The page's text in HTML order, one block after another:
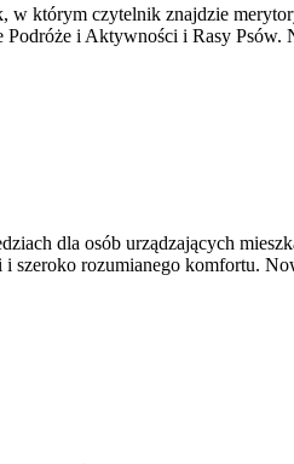
którym czytelnik znajdzie
i Aktywności i Rasy Psów.
dla osób urządzających
szeroko rozumianego komfortu.